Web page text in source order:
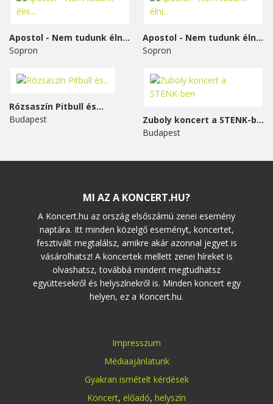
Apostol - Nem tudunk élni...
Sopron
Apostol - Nem tudunk élni...
Sopron
Rózsaszín Pitbull és...
Budapest
Zuboly koncert a STENK-ben
Budapest
MI AZ A KONCERT.HU?
A Koncert.hu az ország elsőszámú zenei esemény
naptára. Itt minden közelgő eseményt, koncertet,
fesztivált megtalálsz, amikre akár azonnal jegyet is
vásárolhatsz! A koncertek mellett zenei híreket is
olvashatsz, továbbá mindent megtudhatsz
együttesekről és helyszínekről is. Minden koncert egy
helyen, ez a Koncert.hu.
Impresszum
Médiaajánlatunk
Gyakran ismételt kérdések
Koncert, előadó, helyszín